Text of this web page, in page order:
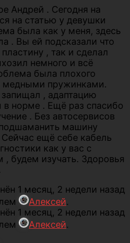
Андрей . Сегодня на
на статью у девушки
была как у меня, здесь
. Вы ей подсказали что
, так и сделал
немного и всё
была плохого
медными пружинками.
, адаптацию
в норме . Ещё раз спасибо
. Без автосервисов
машину
ещё себе кабель
как у вас с
, будем изучать. Здоровья
1 месяц, 2 недели назад
Алексей.
1 месяц, 2 недели назад
Алексей.